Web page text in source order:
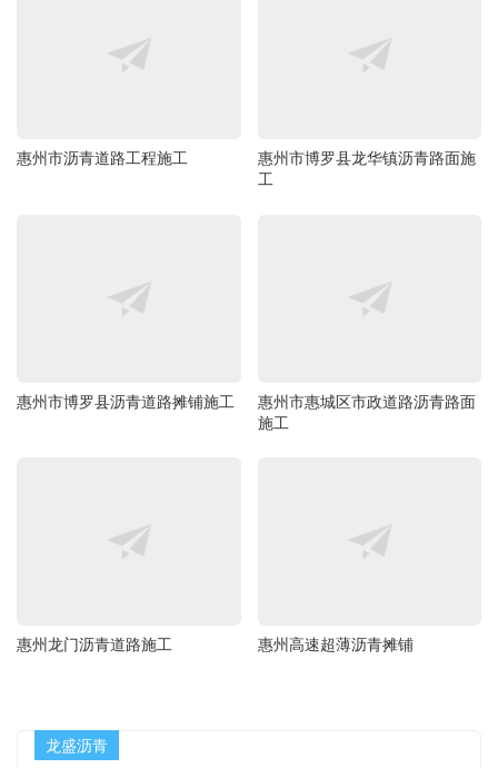
惠州市沥青道路工程施工
惠州市博罗县龙华镇沥青路面施
工
惠州市博罗县沥青道路摊铺施工
惠州市惠城区市政道路沥青路面
施工
惠州龙门沥青道路施工 惠州高速超薄沥青摊铺
龙盛沥青